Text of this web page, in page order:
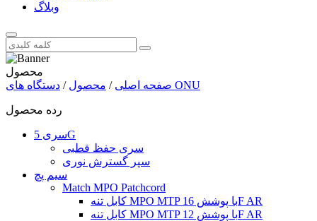
وبلاگ
محصول
صفحه اصلی / محصول / دستگاه های ONU
رده محصول
سری 5G
سری حفظ قطبی
سپر گسترش نوری
سیم پچ
Match MPO Patchcord
کابل تنه MPO MTP با پوشش 16F AR
کابل تنه MPO MTP با پوشش 12F AR